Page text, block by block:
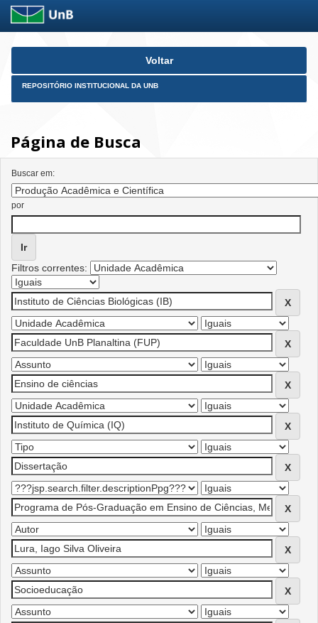
Skip
Voltar
REPOSITÓRIO INSTITUCIONAL DA UNB
Página de Busca
Buscar em:
por
Filtros correntes: